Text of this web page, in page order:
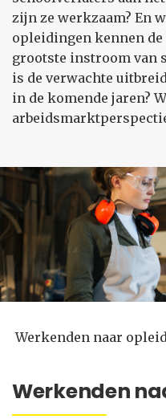
zijn ze werkzaam? En
opleidingen kennen de
grootste instroom van
is de verwachte
in de komende jaren?
Werkenden naar
Werkenden